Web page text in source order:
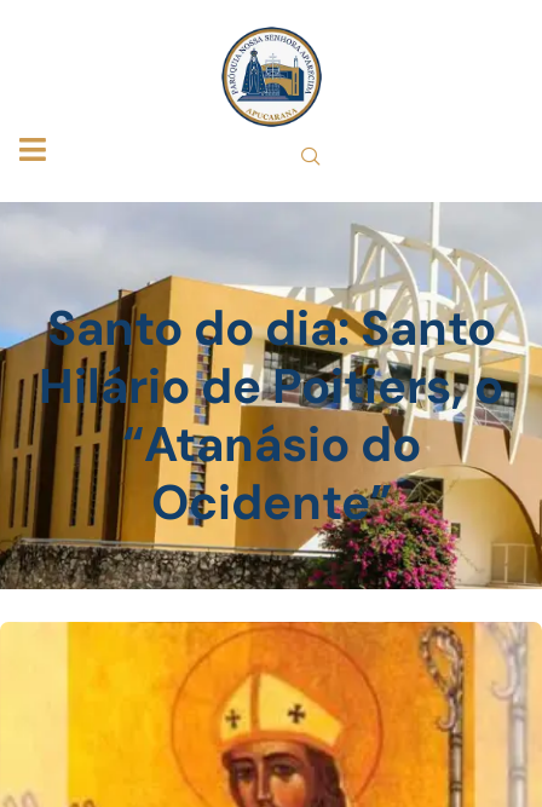
Santo do dia: Santo
Hilário de Poitiers, o
“Atanásio do
Ocidente”